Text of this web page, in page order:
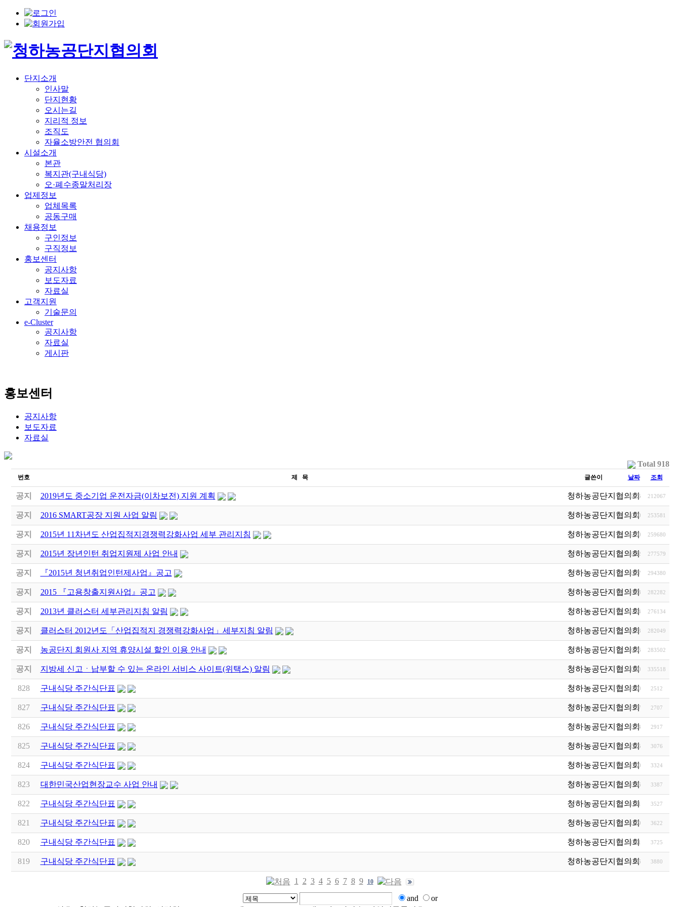
단지소개
인사말
단지현황
오시는길
지리적 정보
조직도
자율소방안전 협의회
시설소개
본관
복지관(구내식당)
오·폐수종말처리장
업제정보
업체목록
공동구매
채용정보
구인정보
구직정보
홍보센터
공지사항
보도자료
자료실
고객지원
기술문의
e-Cluster
공지사항
자료실
게시판
홍보센터
공지사항
보도자료
자료실
Total 918
번호 제 목 글쓴이 날짜 조회
공지 2019년도 중소기업 운전자금(이차보전) 지원 계획 청하농공단지협의회
06-25 212067
공지 2016 SMART공장 지원 사업 알림 청하농공단지협의회
11-10 253581
공지 2015년 11차년도 산업집적지경쟁력강화사업 세부 관리지침 청하농공단지협의회
05-20 259680
공지 2015년 장년인턴 취업지원제 사업 안내 청하농공단지협의회
03-02 277579
공지 『2015년 청년취업인턴제사업』공고 청하농공단지협의회
02-27 294380
공지 2015 『고용창출지원사업』공고 청하농공단지협의회
02-23 282282
공지 2013년 클러스터 세부관리지침 알림 청하농공단지협의회
06-14 276134
공지 클러스터 2012년도「산업집적지 경쟁력강화사업」세부지침 알림 청하농공단지협의회
04-23 282049
공지 농공단지 회원사 지역 휴양시설 할인 이용 안내 청하농공단지협의회
03-26 283502
공지 지방세 신고ㆍ납부할 수 있는 온라인 서비스 사이트(위택스) 알림 청하농공단지협의회
11-30 335518
828 구내식당 주간식단표 청하농공단지협의회
03-10 2512
827 구내식당 주간식단표 청하농공단지협의회
02-27 2707
826 구내식당 주간식단표 청하농공단지협의회
02-24 2917
825 구내식당 주간식단표 청하농공단지협의회
02-15 3076
824 구내식당 주간식단표 청하농공단지협의회
02-10 3324
823 대한민국산업현장교수 사업 안내 청하농공단지협의회
02-06 3387
822 구내식당 주간식단표 청하농공단지협의회
01-31 3527
821 구내식당 주간식단표 청하농공단지협의회
01-19 3622
820 구내식당 주간식단표 청하농공단지협의회
01-11 3725
819 구내식당 주간식단표 청하농공단지협의회
01-06 3880
1 2 3 4 5 6 7 8 9 10
and
or